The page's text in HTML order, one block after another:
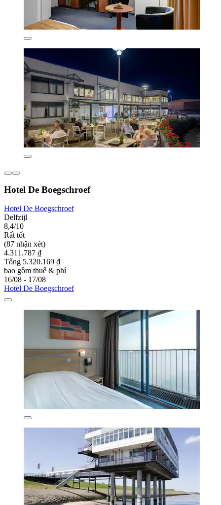
Hotel De Boegschroef
Hotel De Boegschroef
Delfzijl
8,4/10
Rất tốt
(87 nhận xét)
4.311.787 ₫
Tổng 5.320.169 ₫
bao gồm thuế & phí
16/08 - 17/08
Hotel De Boegschroef